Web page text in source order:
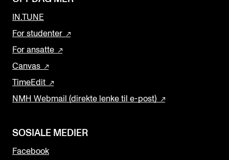
IN.TUNE
For studenter
For ansatte
Canvas
TimeEdit
NMH Webmail (direkte lenke til e-post)
SOSIALE MEDIER
Facebook